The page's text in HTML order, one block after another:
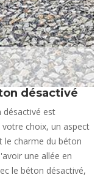
désactivé
est
choix, un aspect
le charme du béton
une allée en
le béton désactivé,